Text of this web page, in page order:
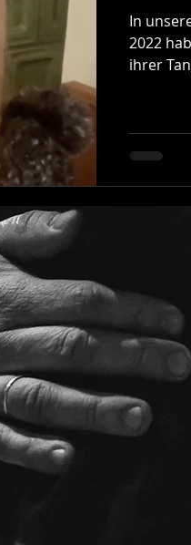
Event-Tipps
In
2022
ihrer